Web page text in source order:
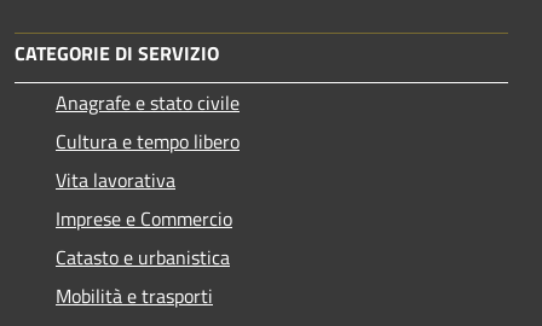
CATEGORIE DI SERVIZIO
Anagrafe e stato civile
Cultura e tempo libero
Vita lavorativa
Imprese e Commercio
Catasto e urbanistica
Mobilità e trasporti